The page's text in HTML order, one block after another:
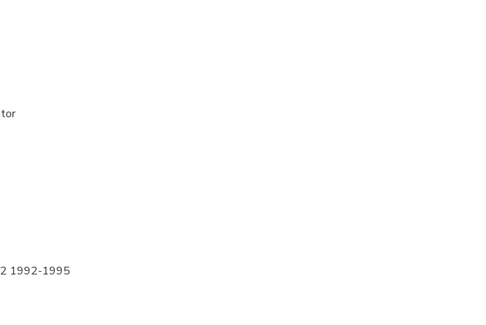
1992-1995